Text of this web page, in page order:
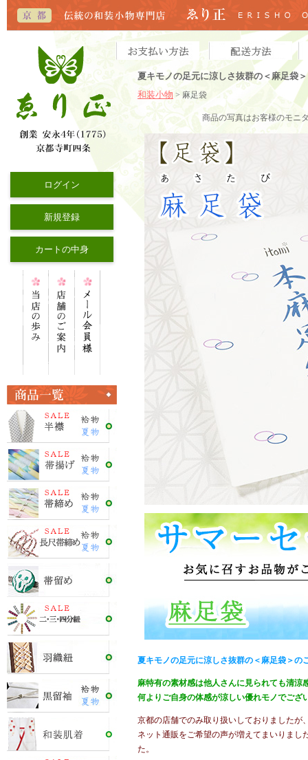
ログイン
新規登録
カートの中身
夏キモノの足元に涼しさ抜群の＜麻足袋＞
和装小物 > 麻足袋
商品の写真はお客様のモニ
夏キモノの足元に涼しさ抜群の＜麻足袋＞の
麻特有の素材感は他人さんに見られても清涼
何よりご自身の体感が涼しい優れモノでござ
京都の店舗でのみ取り扱いしておりましたが
ネット通販をご希望の声が増えてまいりま
た。